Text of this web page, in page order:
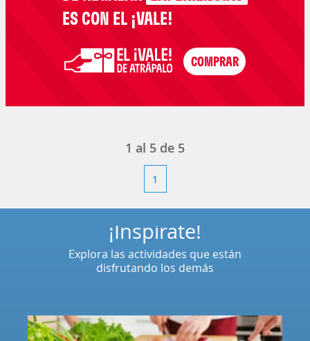
ES CON EL ¡VALE!
1 al 5 de 5
1
¡Inspírate!
Explora las actividades que están
disfrutando los demás